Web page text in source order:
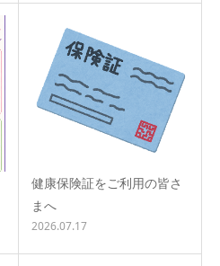
健康保険証をご利用の皆さ
まへ
2026.07.17